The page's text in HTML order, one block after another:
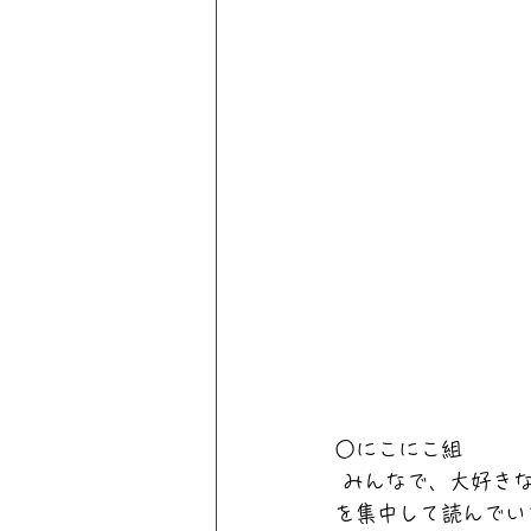
○にこにこ組
みんなで、大好き
を集中して読んでい